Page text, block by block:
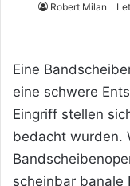
Robert Milan
Eine
eine schwere
Eingriff stellen
bedacht wurden.
scheinbar banale